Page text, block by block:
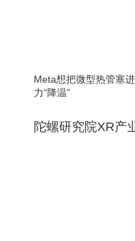
Meta想把微型热管塞
力“降温”
陀螺研究院XR产